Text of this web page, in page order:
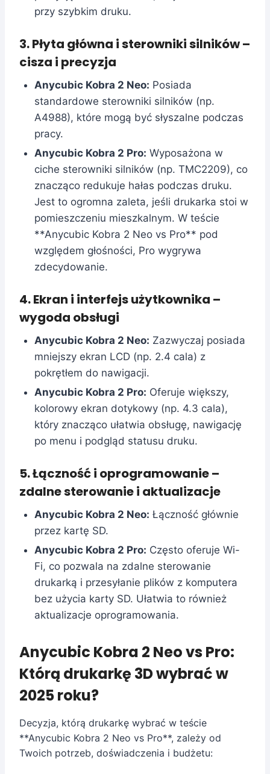
przy szybkim druku.
3. Płyta główna i sterowniki silników –
cisza i precyzja
Anycubic Kobra 2 Neo: Posiada
standardowe sterowniki silników (np.
A4988), które mogą być słyszalne podczas
pracy.
Anycubic Kobra 2 Pro: Wyposażona w
ciche sterowniki silników (np. TMC2209), co
znacząco redukuje hałas podczas druku.
Jest to ogromna zaleta, jeśli drukarka stoi w
pomieszczeniu mieszkalnym. W teście
**Anycubic Kobra 2 Neo vs Pro** pod
względem głośności, Pro wygrywa
zdecydowanie.
4. Ekran i interfejs użytkownika –
wygoda obsługi
Anycubic Kobra 2 Neo: Zazwyczaj posiada
mniejszy ekran LCD (np. 2.4 cala) z
pokrętłem do nawigacji.
Anycubic Kobra 2 Pro: Oferuje większy,
kolorowy ekran dotykowy (np. 4.3 cala),
który znacząco ułatwia obsługę, nawigację
po menu i podgląd statusu druku.
5. Łączność i oprogramowanie –
zdalne sterowanie i aktualizacje
Anycubic Kobra 2 Neo: Łączność głównie
przez kartę SD.
Anycubic Kobra 2 Pro: Często oferuje Wi-
Fi, co pozwala na zdalne sterowanie
drukarką i przesyłanie plików z komputera
bez użycia karty SD. Ułatwia to również
aktualizacje oprogramowania.
Anycubic Kobra 2 Neo vs Pro:
Którą drukarkę 3D wybrać w
2025 roku?
Decyzja, którą drukarkę wybrać w teście
**Anycubic Kobra 2 Neo vs Pro**, zależy od
Twoich potrzeb, doświadczenia i budżetu: